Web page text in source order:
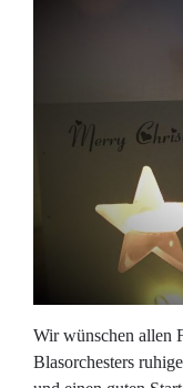
Wir wünschen allen
Blasorchesters